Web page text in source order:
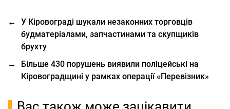
←
У Кіровограді шукали незаконних торговців
будматеріалами, запчастинами та скупщиків
брухту
→
Більше 430 порушень виявили поліцейські на
Кіровоградщині у рамках операції «Перевізник»